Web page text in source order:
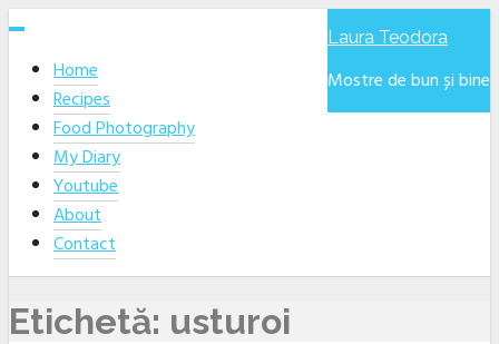
Skip
content
Laura Teodora
Mostre de bun și bine
Home
Recipes
Food Photography
My Diary
Youtube
About
Contact
Etichetă: usturoi